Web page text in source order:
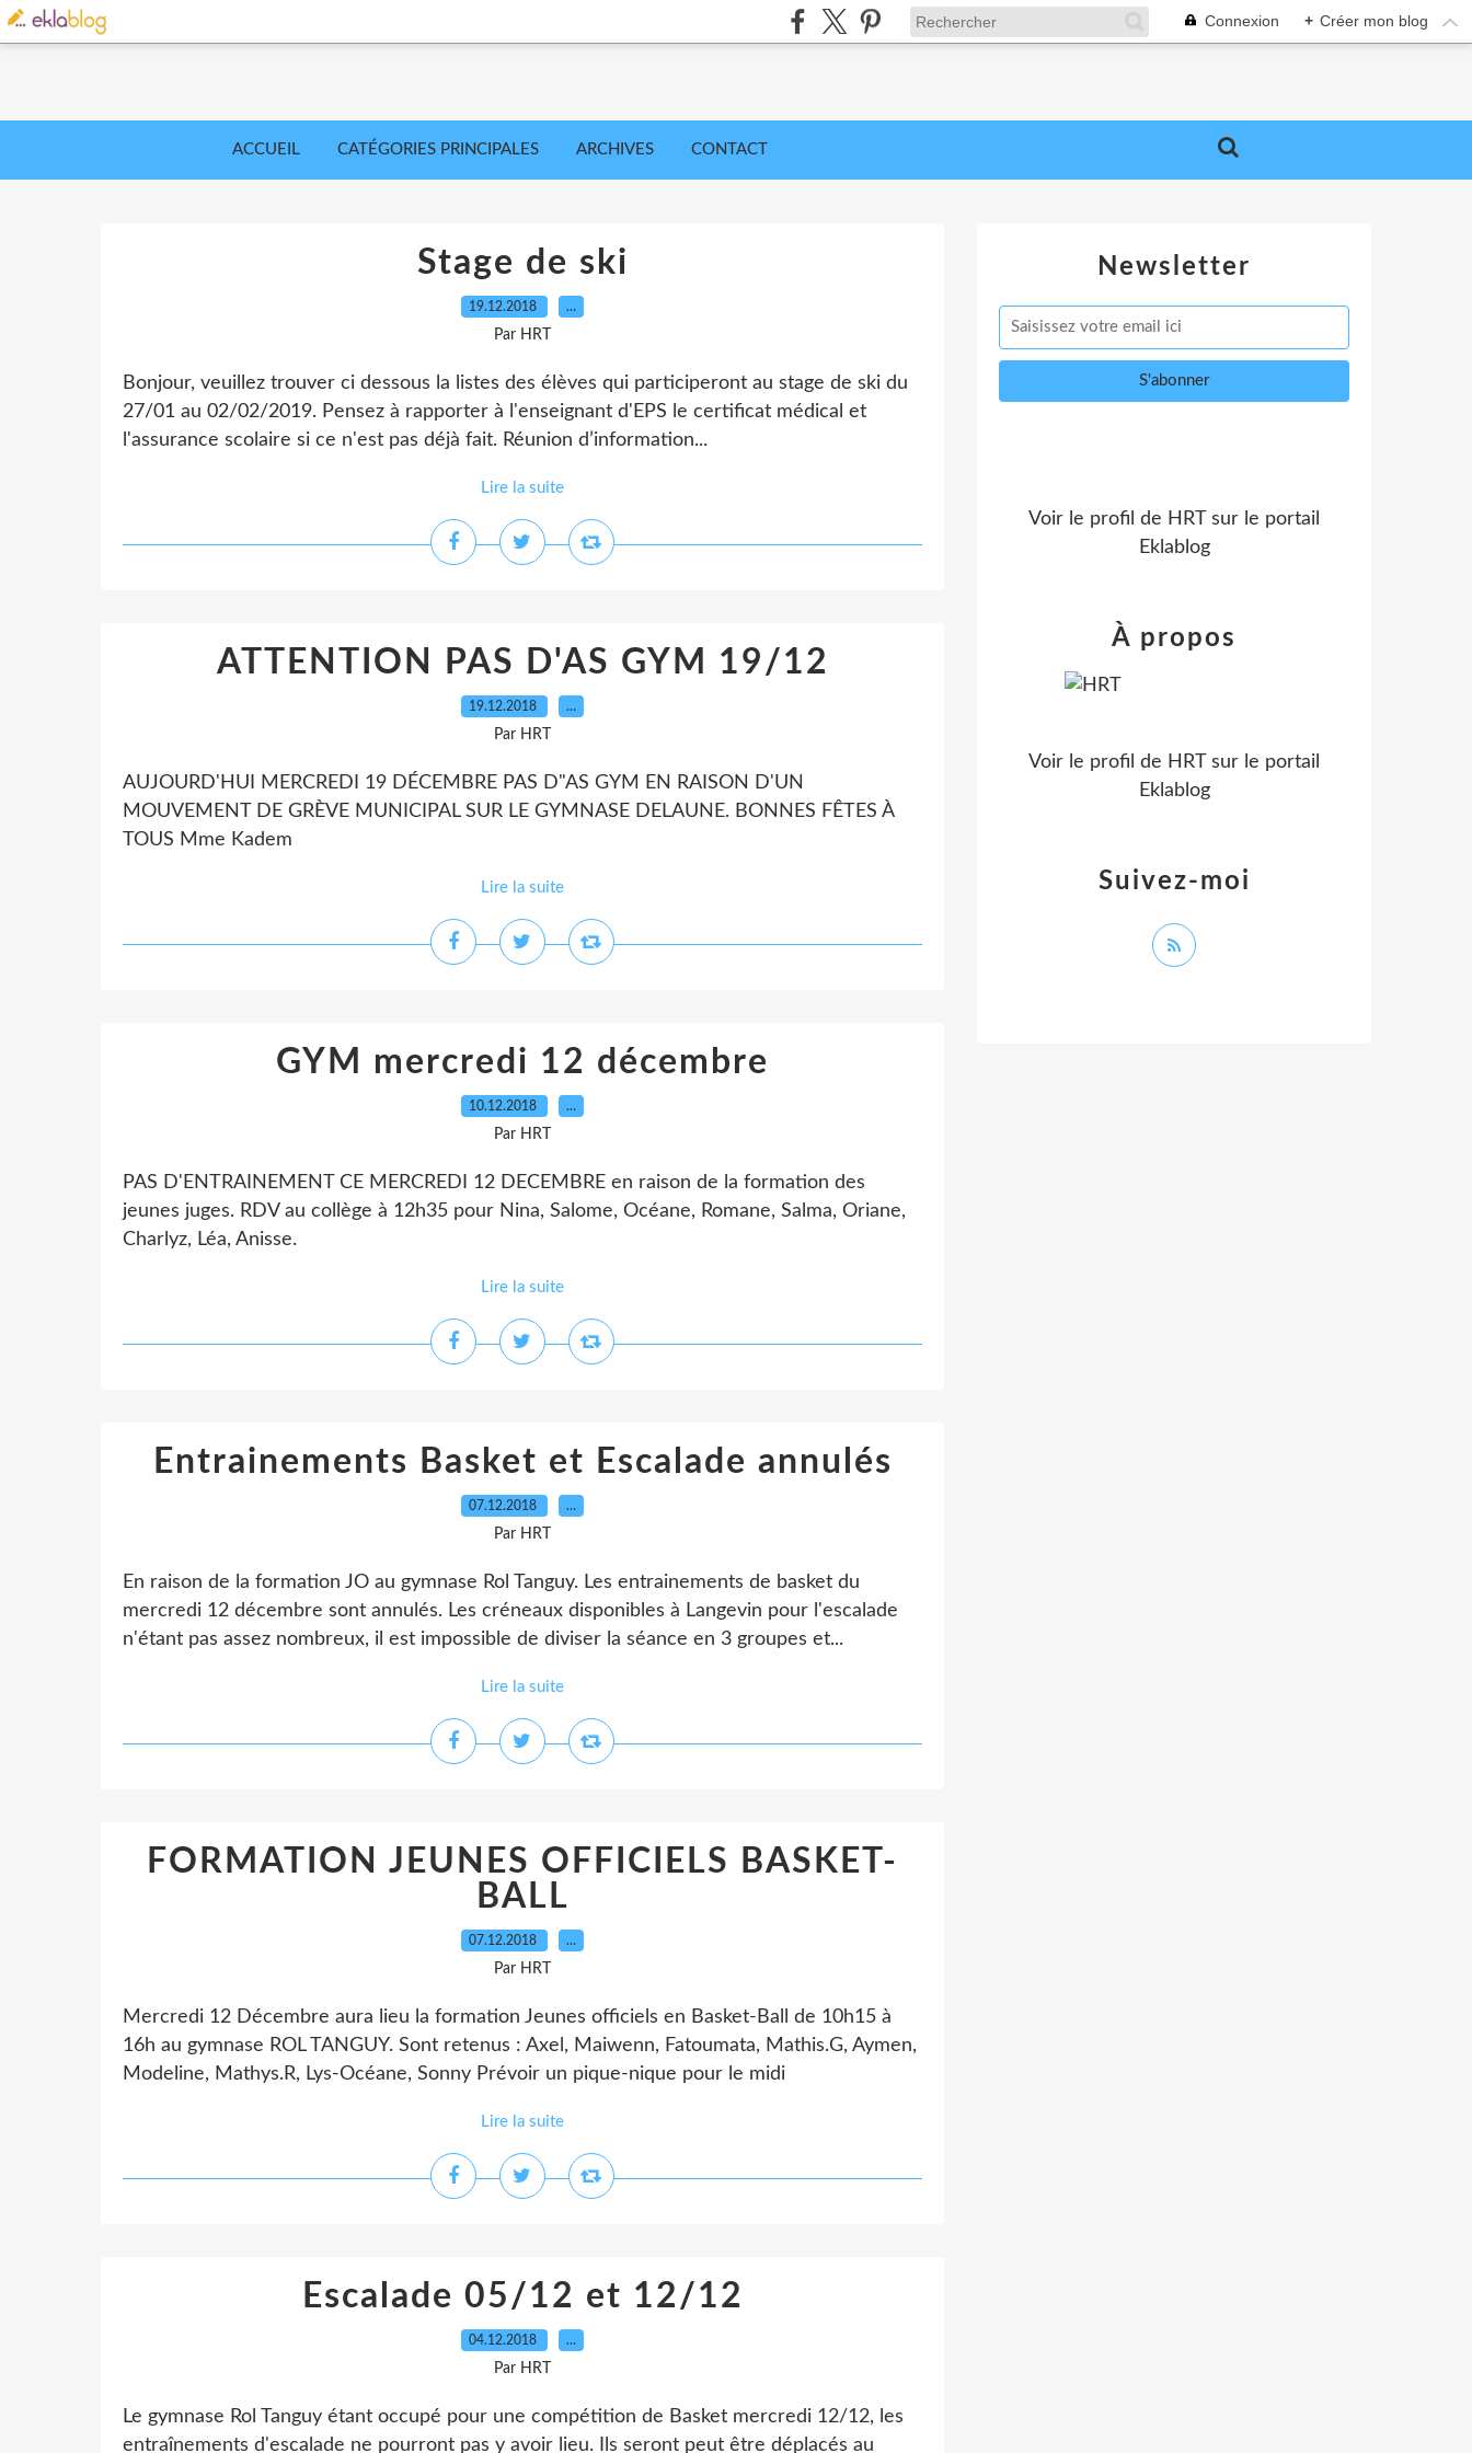
Connexion + Créer mon blog
ACCUEIL CATÉGORIES PRINCIPALES ARCHIVES CONTACT
Stage de ski
19.12.2018 …
Par HRT
Bonjour, veuillez trouver ci dessous la listes des élèves qui participeront au stage de ski du
27/01 au 02/02/2019. Pensez à rapporter à l'enseignant d'EPS le certificat médical et
l'assurance scolaire si ce n'est pas déjà fait. Réunion d’information...
Lire la suite
ATTENTION PAS D'AS GYM 19/12
19.12.2018 …
Par HRT
AUJOURD'HUI MERCREDI 19 DÉCEMBRE PAS D"AS GYM EN RAISON D'UN
MOUVEMENT DE GRÈVE MUNICIPAL SUR LE GYMNASE DELAUNE. BONNES FÊTES À
TOUS Mme Kadem
Lire la suite
GYM mercredi 12 décembre
10.12.2018 …
Par HRT
PAS D'ENTRAINEMENT CE MERCREDI 12 DECEMBRE en raison de la formation des
jeunes juges. RDV au collège à 12h35 pour Nina, Salome, Océane, Romane, Salma, Oriane,
Charlyz, Léa, Anisse.
Lire la suite
Entrainements Basket et Escalade annulés
07.12.2018 …
Par HRT
En raison de la formation JO au gymnase Rol Tanguy. Les entrainements de basket du
mercredi 12 décembre sont annulés. Les créneaux disponibles à Langevin pour l'escalade
n'étant pas assez nombreux, il est impossible de diviser la séance en 3 groupes et...
Lire la suite
FORMATION JEUNES OFFICIELS BASKET-
BALL
07.12.2018 …
Par HRT
Mercredi 12 Décembre aura lieu la formation Jeunes officiels en Basket-Ball de 10h15 à
16h au gymnase ROL TANGUY. Sont retenus : Axel, Maiwenn, Fatoumata, Mathis.G, Aymen,
Modeline, Mathys.R, Lys-Océane, Sonny Prévoir un pique-nique pour le midi
Lire la suite
Escalade 05/12 et 12/12
04.12.2018 …
Par HRT
Le gymnase Rol Tanguy étant occupé pour une compétition de Basket mercredi 12/12, les
entraînements d'escalade ne pourront pas y avoir lieu. Ils seront peut être déplacés au
Newsletter
Voir le profil de HRT sur le portail
Eklablog
Suivez-moi
À propos
Voir le profil de HRT sur le portail
Eklablog